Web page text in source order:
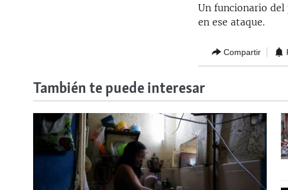
Un funcionario
en ese ataque.
Compartir
También te puede interesar